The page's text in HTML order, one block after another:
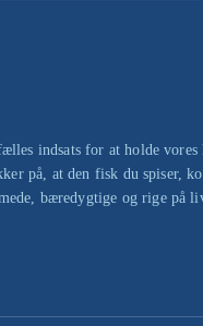
indsats for at holde
på, at den fisk du spiser,
bæredygtige og rige på